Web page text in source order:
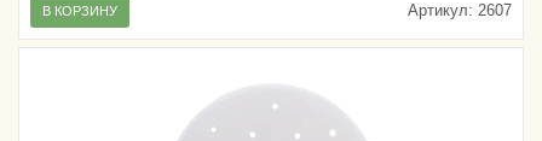
Артикул: 2607
В КОРЗИНУ